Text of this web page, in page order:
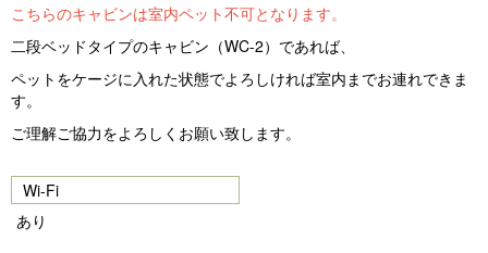
こちらのキャビンは室内ペット不可となります。
二段ベッドタイプのキャビン（WC-2）であれば、
ペットをケージに入れた状態でよろしければ室内までお連れできま
す。
ご理解ご協力をよろしくお願い致します。
Wi-Fi
あり